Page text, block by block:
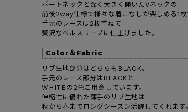
ボートネックと深く大きく開いたVネックの
前後2way仕様で様々な着こなしが楽しめる1枚
手元のレースは2枚重ねて
贅沢なベルスリーブに仕上げました。
Color＆Fabric
リブ生地部分はどちらもBLACK。
手元のレース部分はBLACKと
WHITEの2色ご用意しています。
伸縮性に優れた薄手のリブ生地は
秋から春までロングシーズン活躍してくれます